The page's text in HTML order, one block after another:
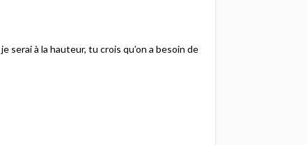
serai à la hauteur, tu crois qu’on a besoin de